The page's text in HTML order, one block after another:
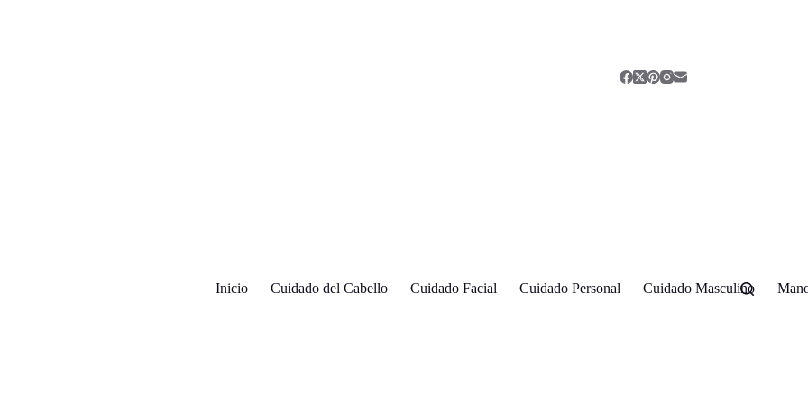
Inicio Cuidado del Cabello Cuidado Facial Cuidado Personal Cuidado Masculino